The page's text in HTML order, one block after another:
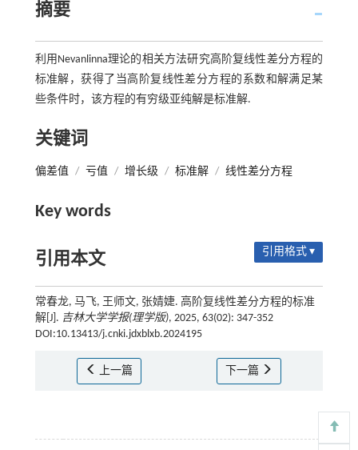
摘要
利用Nevanlinna理论的相关方法研究高阶复线性差分方程的
标准解，获得了当高阶复线性差分方程的系数和解满足某
些条件时，该方程的有穷级亚纯解是标准解.
关键词
偏差值 / 亏值 / 增长级 / 标准解 / 线性差分方程
Key words
引用本文 引用格式 ▾
常春龙, 马飞, 王师文, 张婧婕. 高阶复线性差分方程的标准
解[J]. 吉林大学学报(理学版), 2025, 63(02): 347-352
DOI:10.13413/j.cnki.jdxblxb.2024195
上一篇 下一篇